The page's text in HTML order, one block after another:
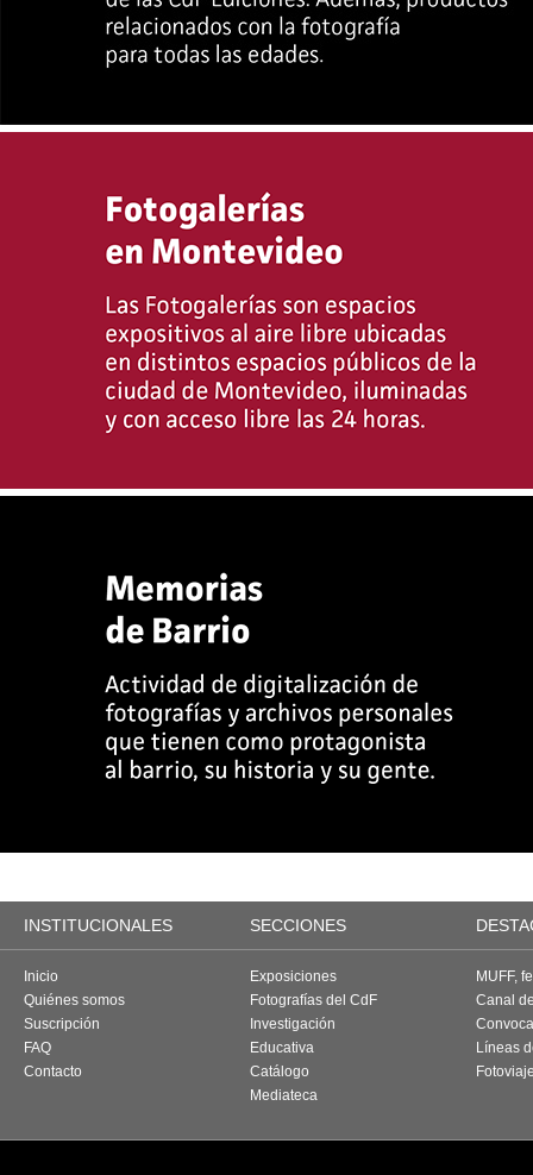
INSTITUCIONALES SECCIONES
Inicio
Quiénes somos
Suscripción
FAQ
Contacto
Exposiciones
Fotografías del CdF
Investigación
Educativa
Catálogo
Mediateca
MUFF,
Canal
Líneas